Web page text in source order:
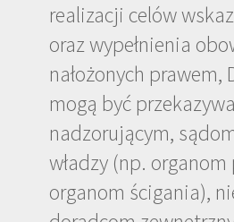
realizacji celów
oraz wypełnienia
nałożonych prawem,
mogą być
nadzorującym,
władzy (np.
organom ścigania),